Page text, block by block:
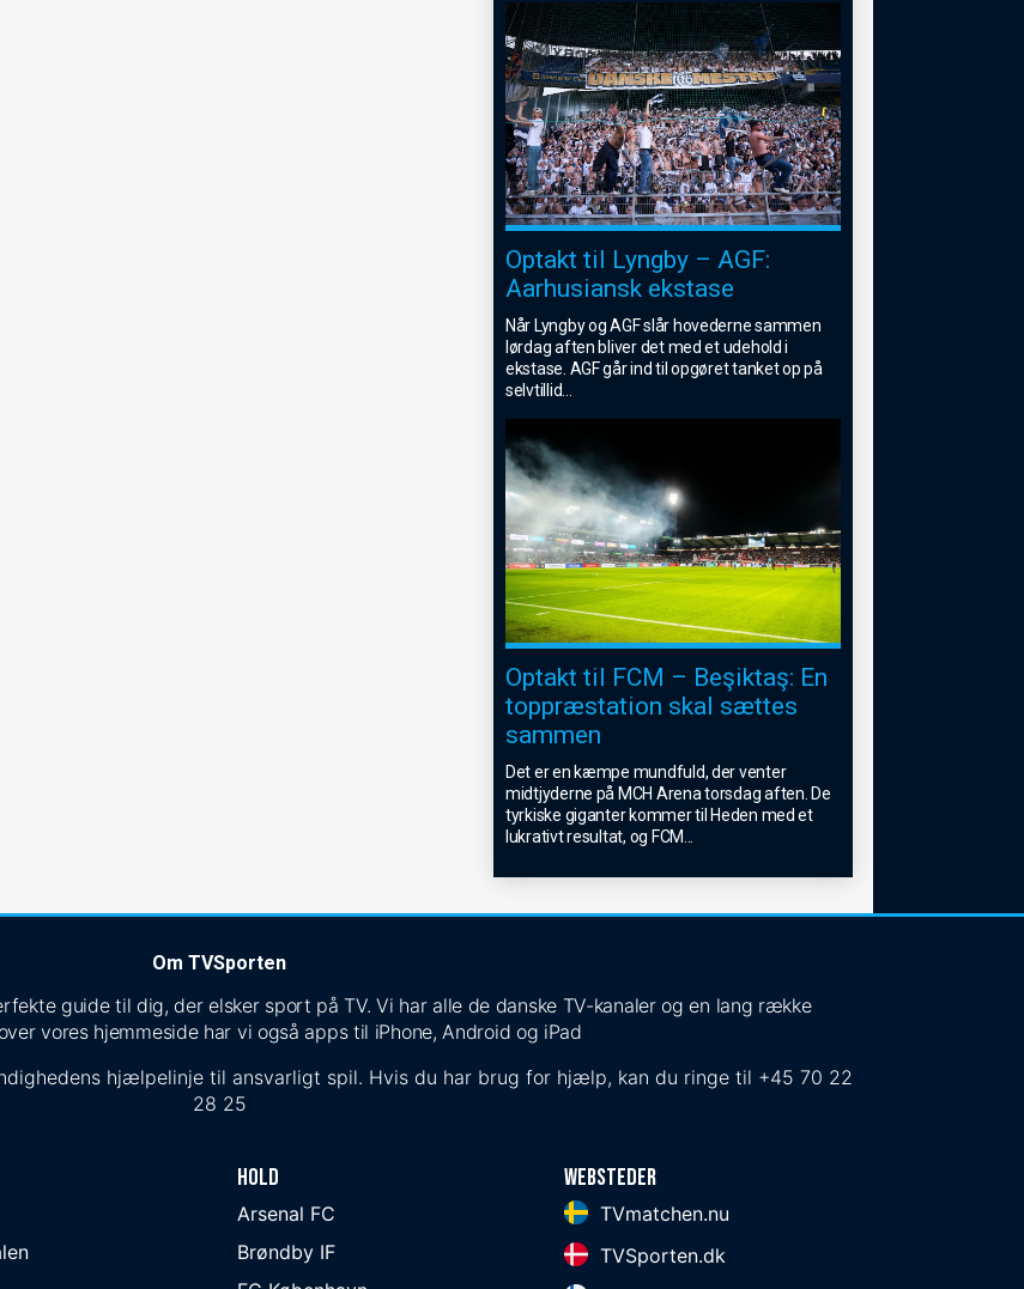
Optakt til Lyngby – AGF:
Aarhusiansk ekstase
Når Lyngby og AGF slår hovederne sammen
lørdag aften bliver det med et udehold i
ekstase. AGF går ind til opgøret tanket op på
selvtillid...
Optakt til FCM – Beşiktaş: En
toppræstation skal sættes
sammen
Det er en kæmpe mundfuld, der venter
midtjyderne på MCH Arena torsdag aften. De
tyrkiske giganter kommer til Heden med et
lukrativt resultat, og FCM
Om TVSporten
guide til dig, der elsker sport på TV. Vi har alle de danske TV-kanaler og en lang række
vores hjemmeside har vi også apps til iPhone, Android og iPad
hjælpelinje til ansvarligt spil. Hvis du har brug for hjælp, kan du ringe til +45 70 22
28 25
Hold
Arsenal FC
Brøndby IF
Websteder
TVmatchen.nu
TVSporten.dk